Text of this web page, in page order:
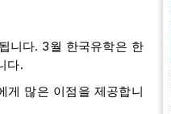
니다. 3월 한국유학은 한
다.
게 많은 이점을 제공합니